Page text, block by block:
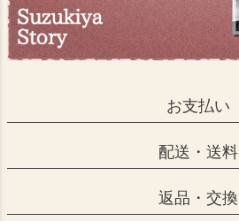
お支払い
配送・送料
返品・交換